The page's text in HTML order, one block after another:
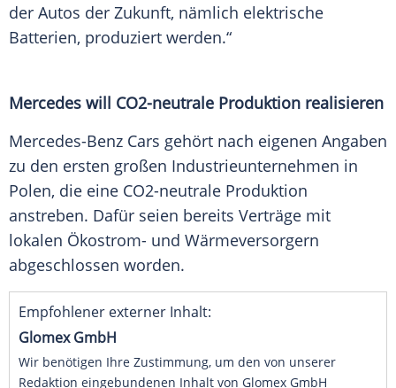
der Autos der Zukunft, nämlich elektrische
Batterien, produziert werden.“
Mercedes will CO2-neutrale Produktion realisieren
Mercedes-Benz Cars gehört nach eigenen Angaben
zu den ersten großen Industrieunternehmen in
Polen, die eine CO2-neutrale Produktion
anstreben. Dafür seien bereits Verträge mit
lokalen Ökostrom- und Wärmeversorgern
abgeschlossen worden.
Empfohlener externer Inhalt:
Glomex GmbH
Wir benötigen Ihre Zustimmung, um den von unserer
Redaktion eingebundenen Inhalt von Glomex GmbH